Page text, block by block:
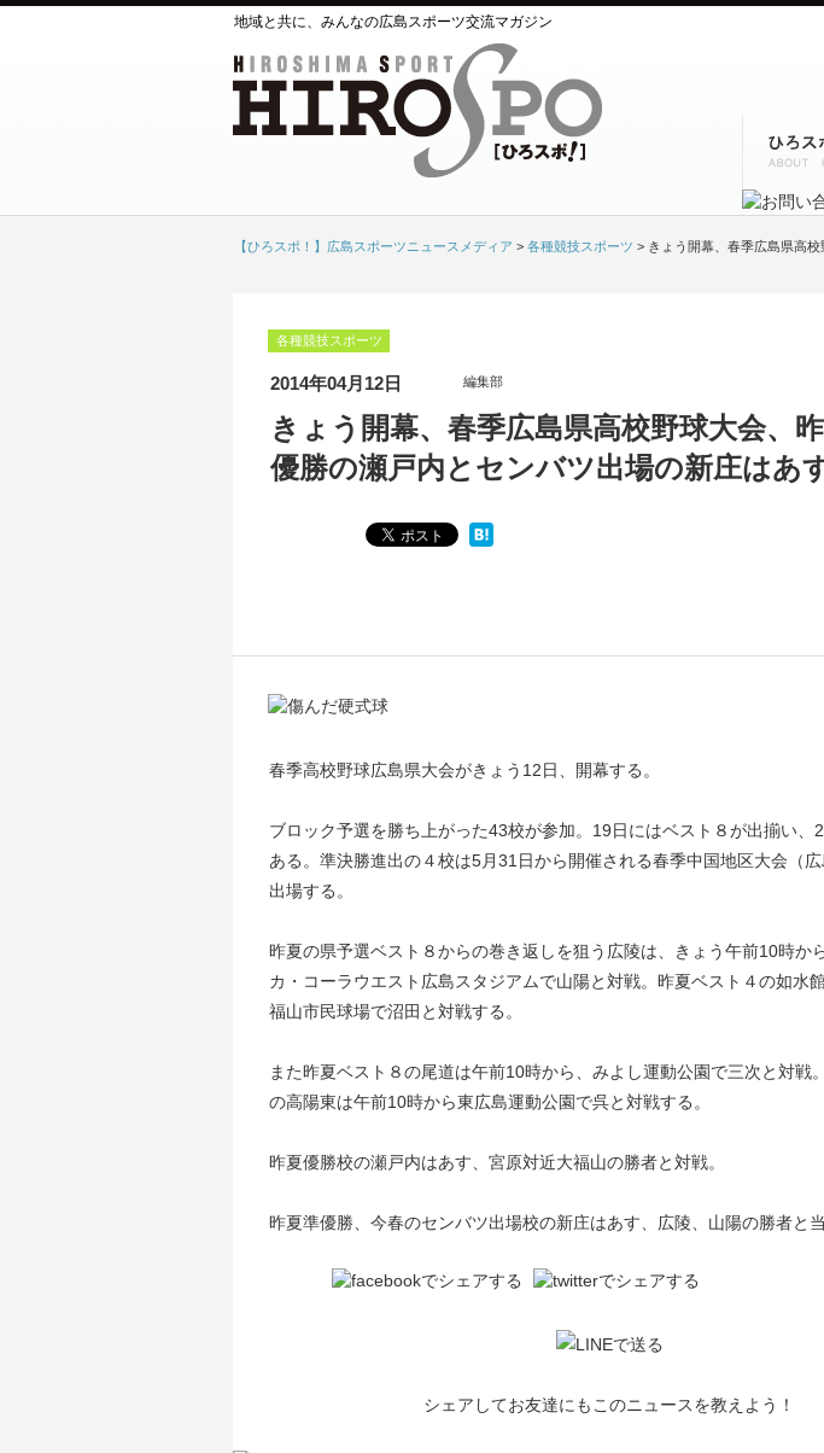
地域と共に、みんなの広島スポーツ交流マガジン
【ひろスポ！】広島スポーツニュースメディア > 各種競技スポーツ > きょう開幕、春季広島県高
各種競技スポーツ
2014年04月12日 編集部
きょう開幕、春季広島県高校野球大会、
優勝の瀬戸内とセンバツ出場の新庄はあ
春季高校野球広島県大会がきょう12日、開幕する。
ブロック予選を勝ち上がった43校が参加。19日にはベスト８が出揃い、
ある。準決勝進出の４校は5月31日から開催される春季中国地区大会（
出場する。
昨夏の県予選ベスト８からの巻き返しを狙う広陵は、きょう午前10時か
カ・コーラウエスト広島スタジアムで山陽と対戦。昨夏ベスト４の如水
福山市民球場で沼田と対戦する。
また昨夏ベスト８の尾道は午前10時から、みよし運動公園で三次と対戦
の高陽東は午前10時から東広島運動公園で呉と対戦する。
昨夏優勝校の瀬戸内はあす、宮原対近大福山の勝者と対戦。
昨夏準優勝、今春のセンバツ出場校の新庄はあす、広陵、山陽の勝者と当
シェアしてお友達にもこのニュースを教えよう！